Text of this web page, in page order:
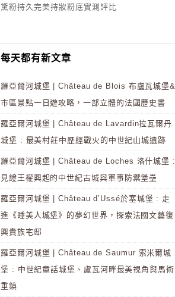
黛粉持久完美持妝粉底實測評比
每天都有新文章
羅亞爾河城堡 | Château de Blois 布盧瓦城堡&
市區景點一日遊攻略，一部立體的法國歷史書
羅亞爾河城堡 | Château de Lavardin拉瓦爾丹
城堡 : 最美村莊中歷經戰火的中世紀山城遺跡
羅亞爾河城堡 | Château de Loches 洛什城堡 :
見證王權興起的中世紀古城與軍事防禦堡壘
羅亞爾河城堡 | Château d’Ussé於塞城堡 : 走
進《睡美人城堡》的夢幻世界，探索法國文藝復
興貴族宅邸
羅亞爾河城堡 | Château de Saumur 索米爾城
堡 : 中世紀童話城堡、盧瓦河畔最美視角與馬術
重鎮